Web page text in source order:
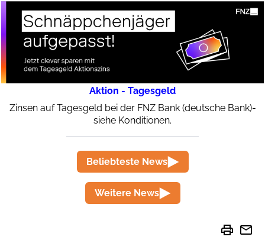
Aktion - Tagesgeld
Zinsen auf Tagesgeld bei der FNZ Bank (deutsche Bank)-
siehe Konditionen.
Beliebteste News
Weitere News
print mail